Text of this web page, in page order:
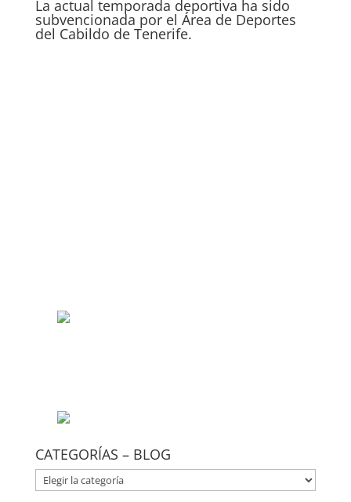
La actual temporada deportiva ha sido
subvencionada por el Área de Deportes
del Cabildo de Tenerife.
CATEGORÍAS – BLOG
CATEGORÍAS
–